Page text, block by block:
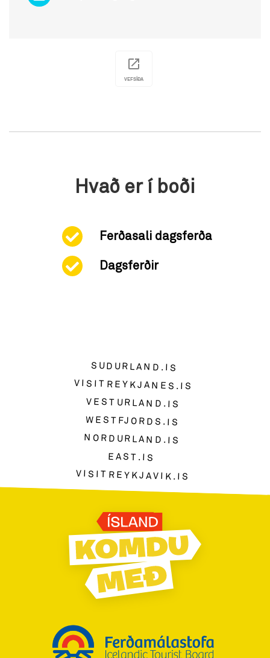
VEFSÍÐA
Hvað er í boði
Ferðasali dagsferða
Dagsferðir
SUDURLAND.IS
VISITREYKJANES.IS
VESTURLAND.IS
WESTFJORDS.IS
NORDURLAND.IS
EAST.IS
VISITREYKJAVIK.IS